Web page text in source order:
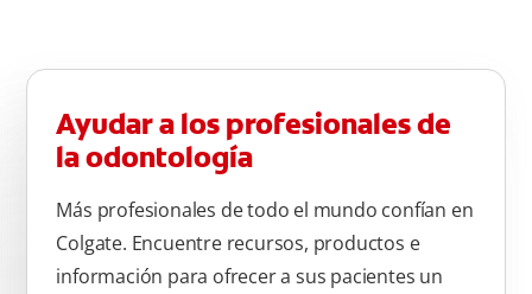
Ayudar a los profesionales de
la odontología
Más profesionales de todo el mundo confían en
Colgate. Encuentre recursos, productos e
información para ofrecer a sus pacientes un